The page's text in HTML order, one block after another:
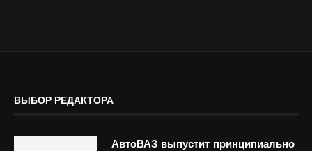
ВЫБОР РЕДАКТОРА
АвтоВАЗ выпустит принципиально